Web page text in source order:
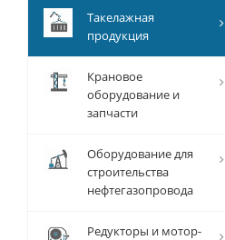
Такелажная
продукция
Крановое
оборудование и
запчасти
Оборудование для
строительства
нефтегазопровода
Редукторы и мотор-